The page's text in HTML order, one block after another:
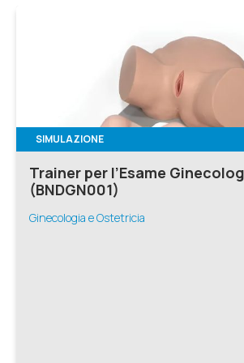
SIMULAZIONE
Trainer per l’Esame
(BNDGN001)
Ginecologia e Ostetricia